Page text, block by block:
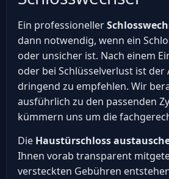
Ein professioneller
dann notwendig, wenn ein
oder unsicher ist. Nach einem
oder bei Schlüsselverlust ist der
dringend zu empfehlen. Wir
ausführlich zu den passenden
kümmern uns um die
Die Haustürschloss
Ihnen vorab transparent
versteckten Gebühren